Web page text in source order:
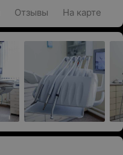
Отзывы На карте